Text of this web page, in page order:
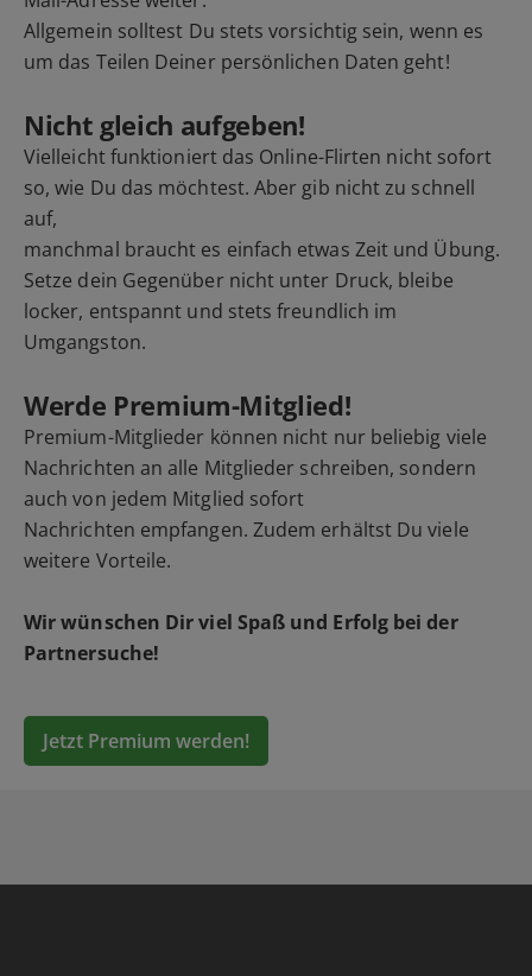
Allgemein solltest Du stets vorsichtig sein, wenn es
um das Teilen Deiner persönlichen Daten geht!
Nicht gleich aufgeben!
Vielleicht funktioniert das Online-Flirten nicht sofort
so, wie Du das möchtest. Aber gib nicht zu schnell
auf,
manchmal braucht es einfach etwas Zeit und Übung.
Setze dein Gegenüber nicht unter Druck, bleibe
locker, entspannt und stets freundlich im
Umgangston.
Werde Premium-Mitglied!
Premium-Mitglieder können nicht nur beliebig viele
Nachrichten an alle Mitglieder schreiben, sondern
auch von jedem Mitglied sofort
Nachrichten empfangen. Zudem erhältst Du viele
weitere Vorteile.
Wir wünschen Dir viel Spaß und Erfolg bei der
Partnersuche!
Jetzt Premium werden!